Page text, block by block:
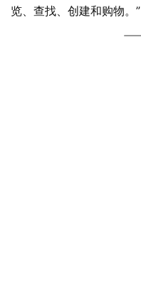
览、查找、创建和购物。”